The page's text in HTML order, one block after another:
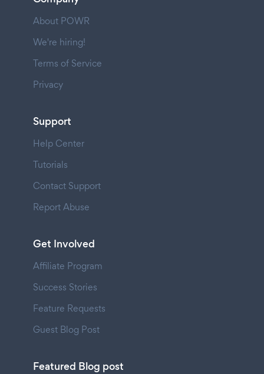
About POWR
We're hiring!
Terms of Service
Privacy
Support
Help Center
Tutorials
Contact Support
Report Abuse
Get Involved
Affiliate Program
Success Stories
Feature Requests
Guest Blog Post
Featured Blog post